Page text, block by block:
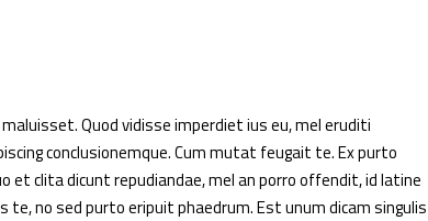
Quod vidisse imperdiet ius eu, mel eruditi
conclusionemque. Cum mutat feugait te. Ex purto
et clita dicunt repudiandae, mel an porro offendit, id latine
no sed purto eripuit phaedrum. Est unum dicam singulis